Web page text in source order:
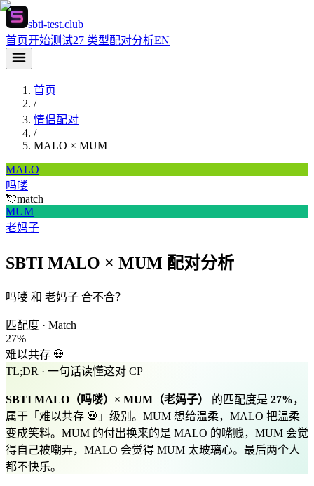
sbti-test.club
首页开始测试27 类型配对分析EN
首页
/
情侣配对
/
MALO × MUM
MALO
吗喽
💘match
MUM
老妈子
SBTI MALO × MUM 配对分析
吗喽 和 老妈子 合不合？
匹配度 · Match
27%
难以共存 💀
TL;DR · 一句话读懂这对 CP
SBTI MALO （ 吗喽）× MUM （老妈子） 的匹配度是 27%，
属于「 难以共存 💀 」级别。 MUM 想给温柔，MALO 把温柔
变成笑料。MUM 的付出换来的是 MALO 的嘴贱，MUM 会觉
得自己被嘲弄，MALO 会觉得 MUM 太玻璃心。最后两个人
都不快乐。